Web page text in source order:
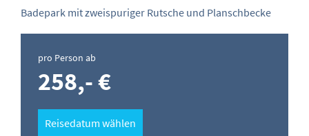
Badepark mit zweispuriger Rutsche und Planschbecke
pro Person ab
258,- €
Reisedatum wählen